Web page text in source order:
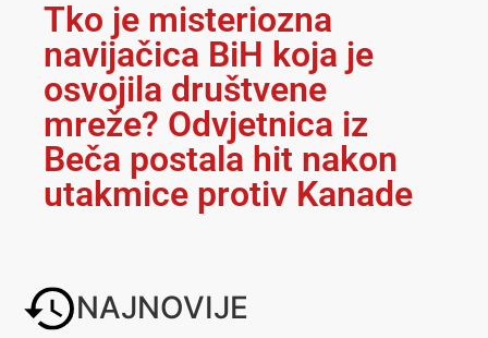
Tko je misteriozna
navijačica BiH koja je
osvojila društvene
mreže? Odvjetnica iz
Beča postala hit nakon
utakmice protiv Kanade
NAJNOVIJE